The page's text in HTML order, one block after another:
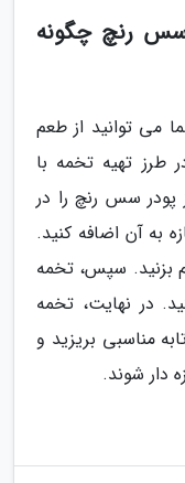
سس رنچ چگونه
می توانید از طعم
طرز تهیه تخمه با
سس رنچ را در
به آن اضافه کنید.
بزنید. سپس، تخمه
در نهایت، تخمه
مناسبی بریزید و
دار شوند.